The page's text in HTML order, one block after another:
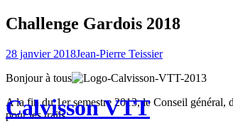
Calvisson VTT
Challenge Gardois 2018
28 janvier 2018Jean-Pierre Teissier
Bonjour à tous
A la fin du 1er semestre 2013, le Conseil général,
pour les trails.